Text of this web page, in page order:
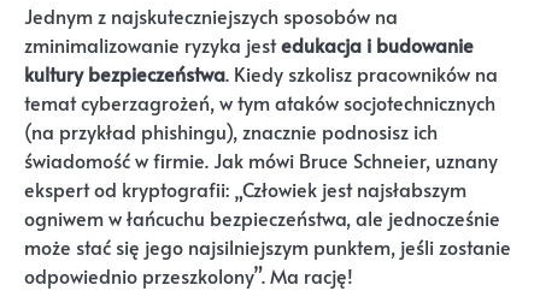
Jednym z najskuteczniejszych sposobów na
zminimalizowanie ryzyka jestedukacja i budowanie
kultury bezpieczeństwa. Kiedy szkolisz pracowników na
temat cyberzagrożeń, w tym ataków socjotechnicznych
(na przykład phishingu), znacznie podnosisz ich
świadomość w firmie. Jak mówi Bruce Schneier, uznany
ekspert od kryptografii: „Człowiek jest najsłabszym
ogniwem w łańcuchu bezpieczeństwa, ale jednocześnie
może stać się jego najsilniejszym punktem, jeśli zostanie
odpowiednio przeszkolony”. Ma rację!